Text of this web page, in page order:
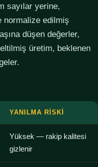
sayılar yerine,
normalize edilmiş
düşen değerler,
üretim, beklenen
YANILMA RISKI
Yüksek — rakip kalitesi
gizlenir